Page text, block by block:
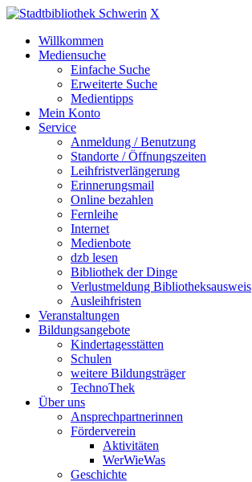
X
Willkommen
Mediensuche
Einfache Suche
Erweiterte Suche
Medientipps
Mein Konto
Service
Anmeldung / Benutzung
Standorte / Öffnungszeiten
Leihfristverlängerung
Erinnerungsmail
Online bezahlen
Fernleihe
Internet
Medienbote
dzb lesen
Bibliothek der Dinge
Verlustmeldung Bibliotheksausweis
Ausleihfristen
Veranstaltungen
Bildungsangebote
Kindertagesstätten
Schulen
weitere Bildungsträger
TechnoThek
Über uns
Ansprechpartnerinnen
Förderverein
Aktivitäten
WerWieWas
Geschichte